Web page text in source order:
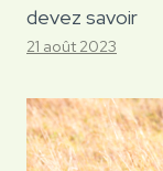
devez savoir
21 août 2023